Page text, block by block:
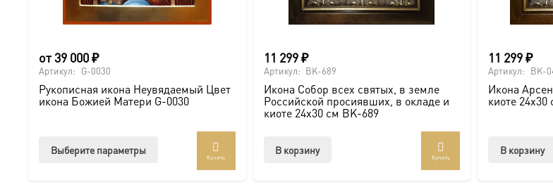
от39 000₽
Артикул: G-0030
Рукописная икона Неувядаемый Цвет
икона Божией Матери G-0030
Выберите параметры
Купить
11 299₽
Артикул: BK-689
Икона Собор всех святых, в земле
Российской просиявших, в окладе и
киоте 24х30 см BK-689
В корзину
Купить
11 299₽
Артикул: BK-
Икона
киоте
В корзину